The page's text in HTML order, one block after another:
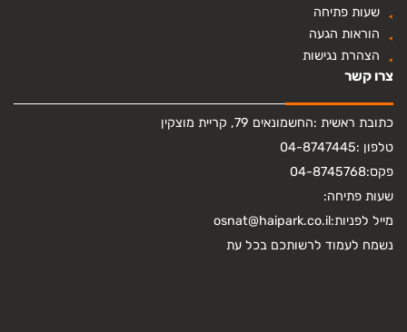
שעות פתיחה
הוראות הגעה
הצהרת נגישות
צרו קשר
כתובת ראשית :החשמונאים 79, קריית מוצקין
טלפון :04-8747445
פקס:04-8745768
שעות פתיחה:
מייל לפניות:osnat@haipark.co.il
נשמח לעמוד לרשותכם בכל עת